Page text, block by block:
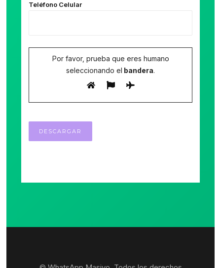
Teléfono Celular
Por favor, prueba que eres humano
seleccionando el bandera.